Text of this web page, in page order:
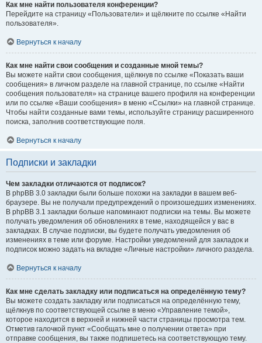
Как мне найти пользователя конференции?
Перейдите на страницу «Пользователи» и щёлкните по ссылке «Найти
пользователя».
Вернуться к началу
Как мне найти свои сообщения и созданные мной темы?
Вы можете найти свои сообщения, щёлкнув по ссылке «Показать ваши
сообщения» в личном разделе на главной странице, по ссылке «Найти
сообщения пользователя» на странице вашего профиля на конференции
или по ссылке «Ваши сообщения» в меню «Ссылки» на главной странице.
Чтобы найти созданные вами темы, используйте страницу расширенного
поиска, заполнив соответствующие поля.
Вернуться к началу
Подписки и закладки
Чем закладки отличаются от подписок?
В phpBB 3.0 закладки были больше похожи на закладки в вашем веб-
браузере. Вы не получали предупреждений о произошедших изменениях.
В phpBB 3.1 закладки больше напоминают подписки на темы. Вы можете
получать уведомления об обновлениях в теме, находящейся у вас в
закладках. В случае подписки, вы будете получать уведомления об
изменениях в теме или форуме. Настройки уведомлений для закладок и
подписок можно задать на вкладке «Личные настройки» личного раздела.
Вернуться к началу
Как мне сделать закладку или подписаться на определённую тему?
Вы можете создать закладку или подписаться на определённую тему,
щёлкнув по соответствующей ссылке в меню «Управление темой»,
которое находится в верхней и нижней части страницы просмотра тем.
Отметив галочкой пункт «Сообщать мне о получении ответа» при
отправке сообщения, вы также подпишетесь на соответствующую тему.